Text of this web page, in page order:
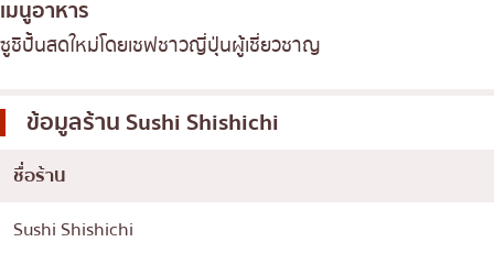
เมนูอาหาร
ซูชิปั้นสดใหม่โดยเชฟชาวญี่ปุ่นผู้เชี่ยวชาญ
ข้อมูลร้านSushi Shishichi
ชื่อร้าน
Sushi Shishichi